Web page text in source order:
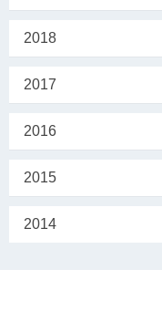
2018
2017
2016
2015
2014